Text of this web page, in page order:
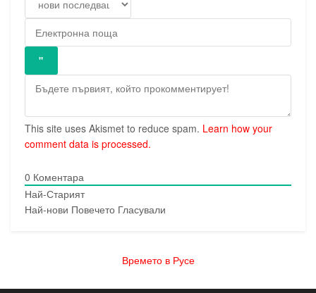
This site uses Akismet to reduce spam. Learn how your
comment data is processed.
0 Коментара
Най-Старият
Най-нови Повечето Гласували
Времето в Русе